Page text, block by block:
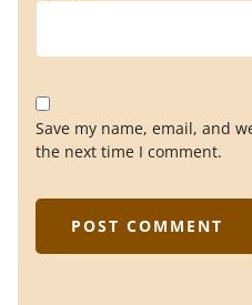
Save my name, email, and
the next time I comment.